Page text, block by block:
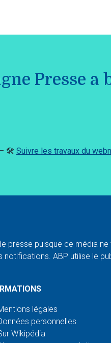
Presse a
🛠️ Suivre les travaux du
presse puisque ce média
ABP utilise le
légales
personnelles
Wikipédia